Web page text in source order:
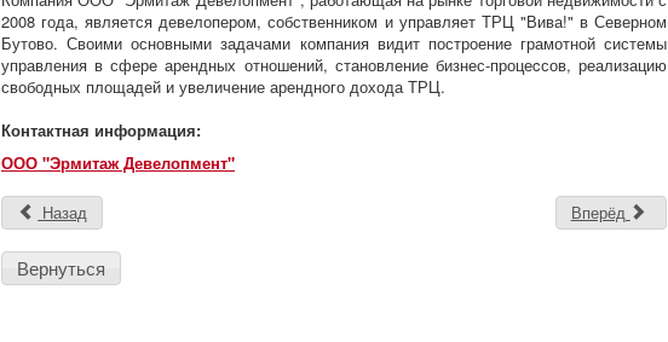
2008 года, является девелопером, собственником и управляет ТРЦ "Вива!" в Северном
Бутово. Своими основными задачами компания видит построение грамотной системы
управления в сфере арендных отношений, становление бизнес-процеcсов, реализацию
свободных площадей и увеличение арендного дохода ТРЦ.
Контактная информация:
ООО "Эрмитаж Девелопмент"
Назад Вперёд
Вернуться